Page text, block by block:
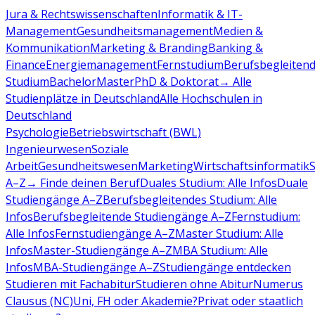
Jura & RechtswissenschaftenInformatik & IT-
ManagementGesundheitsmanagementMedien &
KommunikationMarketing & BrandingBanking &
FinanceEnergiemanagementFernstudiumBerufsbegleitend
StudiumBachelorMasterPhD & Doktorat→ Alle
Studienplätze in DeutschlandAlle Hochschulen in
Deutschland
PsychologieBetriebswirtschaft (BWL)
IngenieurwesenSoziale
ArbeitGesundheitswesenMarketingWirtschaftsinformatik
A–Z→ Finde deinen BerufDuales Studium: Alle InfosDuale
Studiengänge A–ZBerufsbegleitendes Studium: Alle
InfosBerufsbegleitende Studiengänge A–ZFernstudium:
Alle InfosFernstudiengänge A–ZMaster Studium: Alle
InfosMaster-Studiengänge A–ZMBA Studium: Alle
InfosMBA-Studiengänge A–ZStudiengänge entdecken
Studieren mit FachabiturStudieren ohne AbiturNumerus
Clausus (NC)Uni, FH oder Akademie?Privat oder staatlich